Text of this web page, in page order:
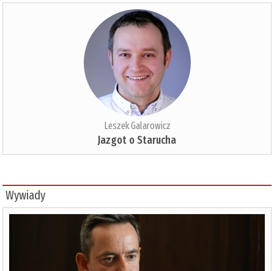
Leszek Galarowicz
Jazgot o Starucha
Wywiady